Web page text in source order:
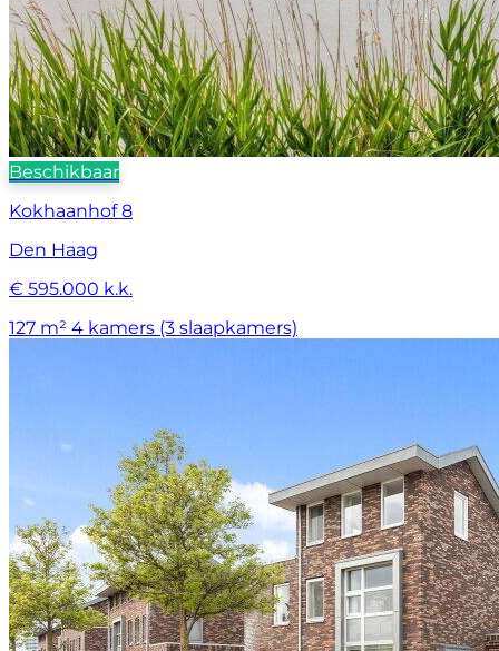
Beschikbaar
Kokhaanhof 8
Den Haag
€ 595.000 k.k.
127 m² 4 kamers (3 slaapkamers)